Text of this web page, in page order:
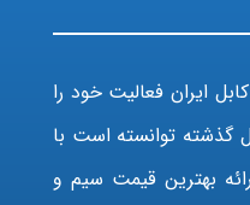
ایران فعالیت خود را
است در طول 10 سال گذشته توانسته است با
بهترین قیمت سیم و